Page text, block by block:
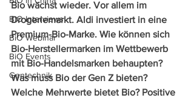
BiO Interviews
BiO Webinar
BiO Events
Gentechnik
Bio wächst wieder. Vor allem im
Drogeriemarkt. Aldi investiert in eine
Premium-Bio-Marke. Wie können sich
Bio-Herstellermarken im Wettbewerb
mit Bio-Handelsmarken behaupten?
Was muss Bio der Gen Z bieten?
Welche Mehrwerte bietet Bio? Positive